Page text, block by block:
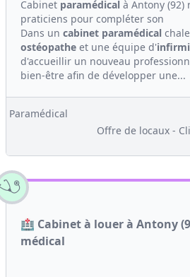
Cabinet paramédical à Antony (92)
praticiens pour compléter son
Dans un cabinet paramédical
ostéopathe et une équipe d'
d'accueillir un nouveau
bien-être afin de développer une...
Paramédical
Offre de locaux -
🏥 Cabinet à louer à Antony
médical